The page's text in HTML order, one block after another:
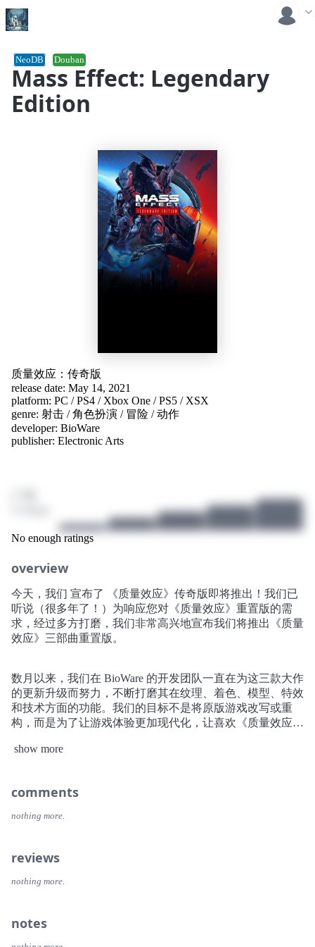
Mass Effect: Legendary
Edition
NeoDB Douban
质量效应：传奇版
release date: May 14, 2021
platform: PC /PS4 / Xbox One /PS5 / XSX
genre: 射击 /角色扮演 / 冒险 /动作
developer: BioWare
publisher: Electronic Arts
No enough ratings
overview
今天，我们 宣布了 《质量效应》传奇版即将推出！我们已
听说（很多年了！）为响应您对《质量效应》重置版的需
求，经过多方打磨，我们非常高兴地宣布我们将推出《质量
效应》三部曲重置版。
数月以来，我们在 BioWare 的开发团队一直在为这三款大作
的更新升级而努力，不断打磨其在纹理、着色、模型、特效
和技术方面的功能。我们的目标不是将原版游戏改写或重
构，而是为了让游戏体验更加现代化，让喜欢《质量效应》
最佳游戏体验。能看到薛帕德指挥官的冒险之旅在超强分辨
我们开发的游戏能够超越它们原本的平台。有机会重置《质
量效应》三部曲意味着我们过去十年工作的成果将会继续存
《质量效应》传奇版 将包含单人基础内容及《质量效应》
器、装甲，及各种组合包等你来拿——所有内容，全部重置
PlayStation 5平台向上兼容，让您获得多种具有针对性的升
级换代游玩体验。更多信息将在新的一年推出！
show more
comments
nothing more.
reviews
nothing more.
notes